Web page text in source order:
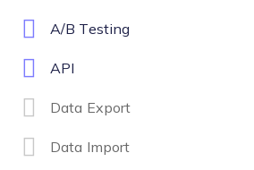
A/B Testing
API
Data Export
Data Import